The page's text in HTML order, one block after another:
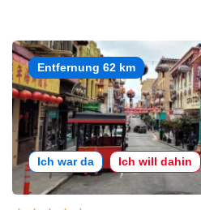
Entfernung 62 km
Ich war da Ich will dahin